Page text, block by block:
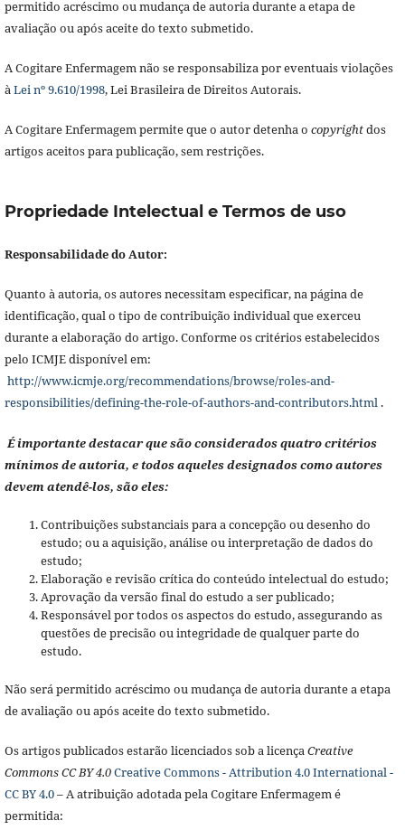
permitido acréscimo ou mudança de autoria durante a etapa de
avaliação ou após aceite do texto submetido.
A Cogitare Enfermagem não se responsabiliza por eventuais violações
àLei nº 9.610/1998, Lei Brasileira de Direitos Autorais.
A Cogitare Enfermagem permite que o autor detenha o copyrightdos
artigos aceitos para publicação, sem restrições.
Propriedade Intelectual e Termos de uso
Responsabilidade do Autor:
Quanto à autoria, os autores necessitam especificar, na página de
identificação, qual o tipo de contribuição individual que exerceu
durante a elaboração do artigo. Conforme os critérios estabelecidos
pelo ICMJE disponível em:
http://www.icmje.org/recommendations/browse/roles-and-
responsibilities/defining-the-role-of-authors-and-contributors.html.
É importante destacar que são considerados quatro critérios
mínimos de autoria, e todos aqueles designados como autores
devem atendê-los, são eles:
Contribuições substanciais para a concepção ou desenho do
estudo; ou a aquisição, análise ou interpretação de dados do
estudo;
Elaboração e revisão crítica do conteúdo intelectual do estudo;
Aprovação da versão final do estudo a ser publicado;
Responsável por todos os aspectos do estudo, assegurando as
questões de precisão ou integridade de qualquer parte do
estudo.
Não será permitido acréscimo ou mudança de autoria durante a etapa
de avaliação ou após aceite do texto submetido.
Os artigos publicados estarão licenciados sob a licença Creative
Commons CC BY 4.0Creative Commons - Attribution 4.0 International -
CC BY 4.0– A atribuição adotada pela Cogitare Enfermagem é
permitida: